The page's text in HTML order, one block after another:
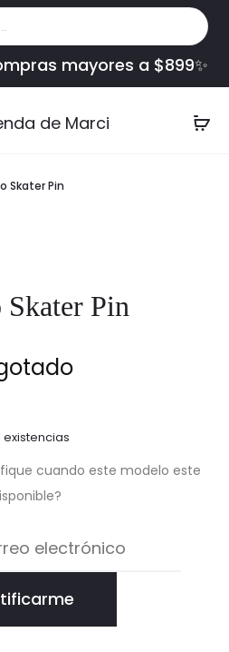
mayores a $899✨
Skater Pin
Pin
existencias
cuando este modelo este